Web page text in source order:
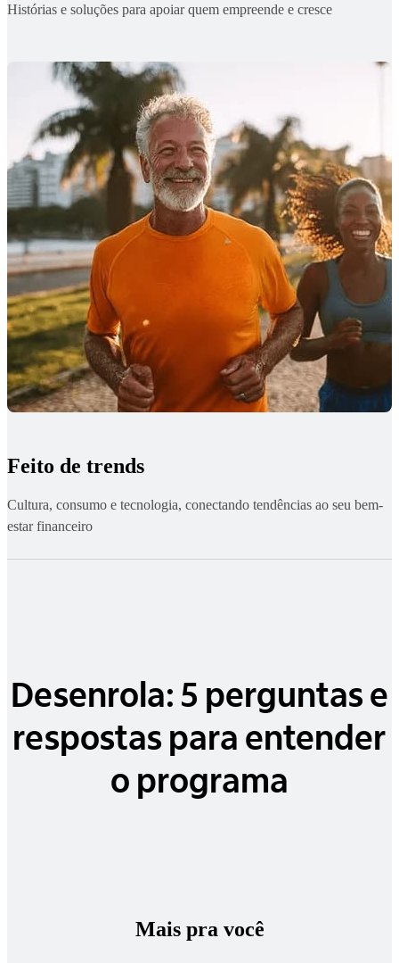
Histórias e soluções para apoiar quem empreende e cresce
Feito de trends
Cultura, consumo e tecnologia, conectando tendências ao seu bem-
estar financeiro
Desenrola: 5 perguntas e
respostas para entender
o programa
Mais pra você